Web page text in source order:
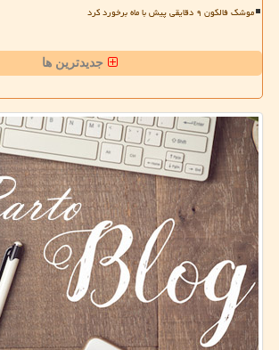
موشک فالکون ۹ دقایقی پیش با ماه برخورد کرد
جدیدترین ها